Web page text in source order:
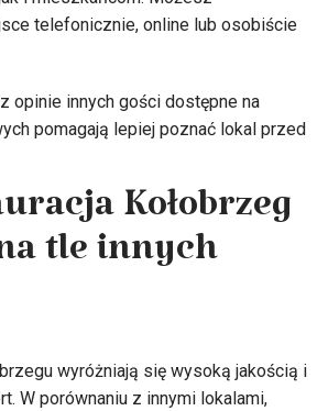
telefonicznie, online lub osobiście
opinie innych gości dostępne na
pomagają lepiej poznać lokal przed
Kołobrzeg
tle innych
wyróżniają się wysoką jakością i
W porównaniu z innymi lokalami,